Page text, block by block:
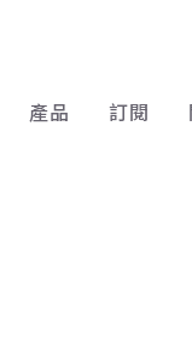
產品 訂閱